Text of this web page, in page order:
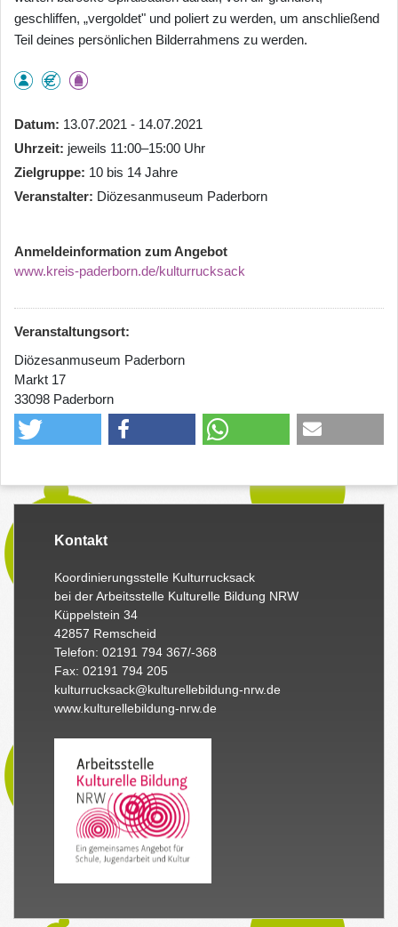
geschliffen, „vergoldet" und poliert zu werden, um anschließend
Teil deines persönlichen Bilderrahmens zu werden.
Datum 13.07.2021 - 14.07.2021
Uhrzeit jeweils 11:00–15:00 Uhr
Zielgruppe 10 bis 14 Jahre
Veranstalter Diözesanmuseum Paderborn
Anmeldeinformation zum Angebot
www.kreis-paderborn.de/kulturrucksack
Veranstaltungsort:
Diözesanmuseum Paderborn
Markt 17
33098 Paderborn
Kontakt
Koordinierungsstelle Kulturrucksack
bei der Arbeitsstelle Kulturelle Bildung NRW
Küppelstein 34
42857 Remscheid
Telefon: 02191 794 367/-368
Fax: 02191 794 205
kulturrucksack@kulturellebildung-nrw.de
www.kulturellebildung-nrw.de